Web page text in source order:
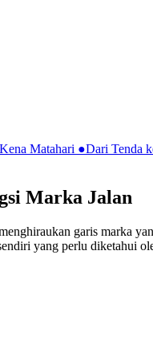
Matahari ●Dari Tenda
Marka Jalan
garis marka
yang perlu diketahui